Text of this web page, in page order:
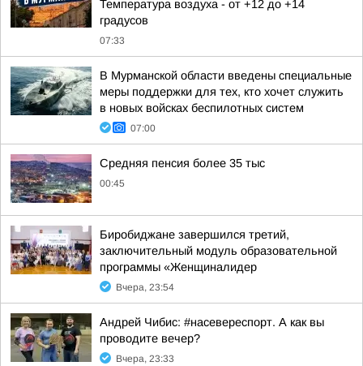
Температура воздуха - от +12 до +14
градусов
07:33
В Мурманской области введены специальные
меры поддержки для тех, кто хочет служить
в новых войсках беспилотных систем
07:00
Средняя пенсия более 35 тыс
00:45
Биробиджане завершился третий,
заключительный модуль образовательной
программы «Женщиналидер
Вчера, 23:54
Андрей Чибис: #насевереспорт. А как вы
проводите вечер?
Вчера, 23:33